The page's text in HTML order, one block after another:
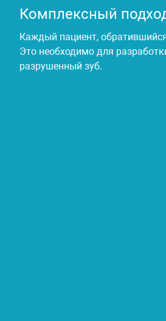
Комплексный
Каждый пациент,
Это необходимо для
разрушенный зуб.​